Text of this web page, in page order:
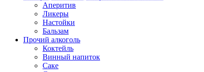
Аперитив
Ликеры
Настойки
Бальзам
Прочий алкоголь
Коктейль
Винный напиток
Саке